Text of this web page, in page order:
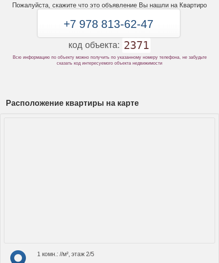
Пожалуйста, скажите что это объявление Вы нашли на Квартиро
+7 978 813-62-47
код объекта: 2371
Всю информацию по объекту можно получить по указанному номеру телефона, не забудьте
сказать код интересуемого объекта недвижимости
Расположение квартиры на карте
1 комн.: //м², этаж 2/5